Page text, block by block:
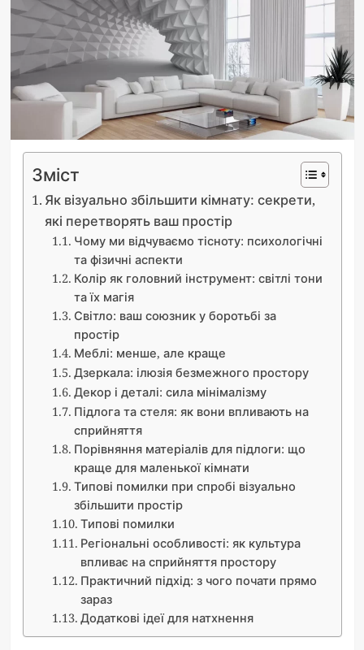
Зміст
Як візуально збільшити кімнату: секрети,
які перетворять ваш простір
Чому ми відчуваємо тісноту: психологічні
та фізичні аспекти
Колір як головний інструмент: світлі тони
та їх магія
Світло: ваш союзник у боротьбі за
простір
Меблі: менше, але краще
Дзеркала: ілюзія безмежного простору
Декор і деталі: сила мінімалізму
Підлога та стеля: як вони впливають на
сприйняття
Порівняння матеріалів для підлоги: що
краще для маленької кімнати
Типові помилки при спробі візуально
збільшити простір
Типові помилки
Регіональні особливості: як культура
впливає на сприйняття простору
Практичний підхід: з чого почати прямо
зараз
Додаткові ідеї для натхнення